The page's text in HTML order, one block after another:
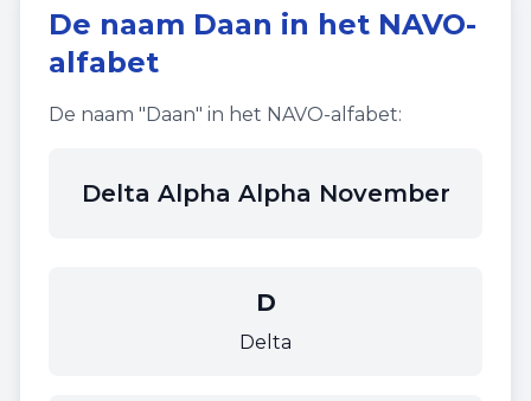
De naam Daan in het NAVO-
alfabet
De naam "Daan" in het NAVO-alfabet:
Delta Alpha Alpha November
D
Delta